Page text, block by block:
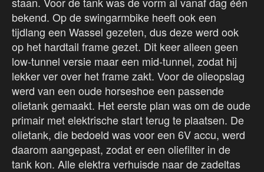
bekend. Op de swingarmbike heeft ook een
tijdlang een Wassel gezeten, dus deze werd ook
op het hardtail frame gezet. Dit keer alleen geen
low-tunnel versie maar een mid-tunnel, zodat hij
lekker ver over het frame zakt. Voor de olieopslag
werd van een oude horseshoe een passende
olietank gemaakt. Het eerste plan was om de oude
primair met elektrische start terug te plaatsen. De
olietank, die bedoeld was voor een 6V accu, werd
daarom aangepast, zodat er een oliefilter in de
tank kon. Alle elektra verhuisde naar de zadeltas